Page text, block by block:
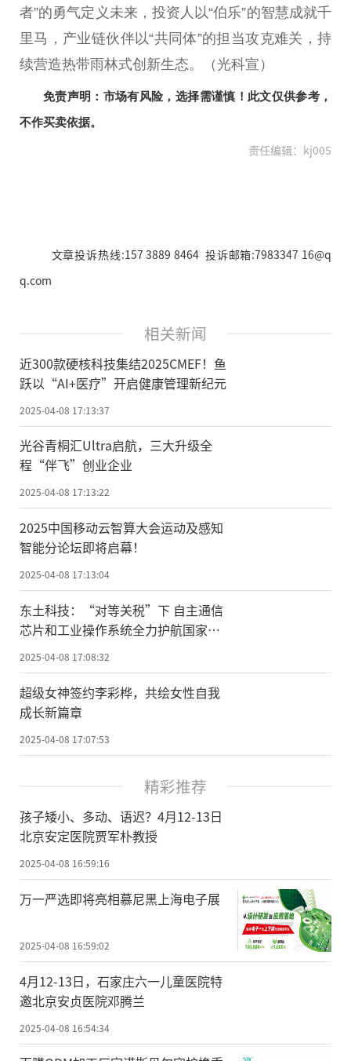
者”的勇气定义未来， 投资 人以“伯乐”的智慧成就千
里马，产业链伙伴以“共同体”的担当攻克难关，持
续营造热带雨林式创新生态。（光科宣）
免责声明：市场有风险，选择需谨慎！此文仅供参考，
不作买卖依据。
责任编辑：kj005
文章投诉热线:157 3889 8464 投诉邮箱:7983347 16@q
q.com
相关新闻
近300款硬核科技集结2025CMEF！鱼
跃以“AI+医疗”开启健康管理新纪元
2025-04-08 17:13:37
光谷青桐汇Ultra启航，三大升级全
程“伴飞”创业企业
2025-04-08 17:13:22
2025中国移动云智算大会运动及感知
智能分论坛即将启幕！
2025-04-08 17:13:04
东土科技：“对等关税”下 自主通信
芯片和工业操作系统全力护航国家工
业安全
2025-04-08 17:08:32
超级女神签约李彩桦，共绘女性自我
成长新篇章
2025-04-08 17:07:53
精彩推荐
孩子矮小、多动、语迟？4月12-13日
北京安定医院贾军朴教授
2025-04-08 16:59:16
万一严选即将亮相慕尼黑上海电子展
2025-04-08 16:59:02
4月12-13日，石家庄六一儿童医院特
邀北京安贞医院邓腾兰
2025-04-08 16:54:34